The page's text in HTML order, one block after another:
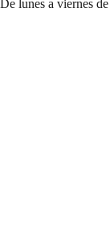
De lunes a viernes